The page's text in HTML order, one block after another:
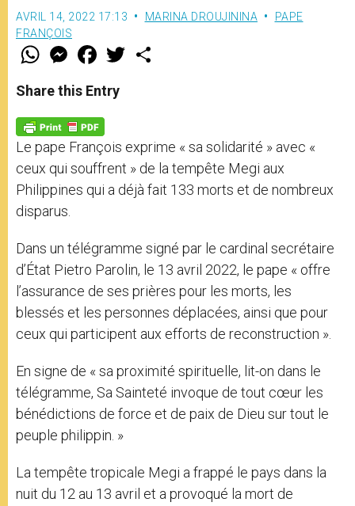
AVRIL 14, 2022 17:13 MARINA DROUJININA
PAPE
FRANÇOIS
W
t
s
p
p
M
e
s
e
g
e
r
F
a
e
b
o
k
w
Share this Entry
Le pape François exprime « sa solidarité » avec «
ceux qui souffrent » de la tempête Megi aux
Philippines qui a déjà fait 133 morts et de nombreux
disparus.
Dans un télégramme signé par le cardinal secrétaire
d’État Pietro Parolin, le 13 avril 2022, le pape « offre
l’assurance de ses prières pour les morts, les
blessés et les personnes déplacées, ainsi que pour
ceux qui participent aux efforts de reconstruction ».
En signe de « sa proximité spirituelle, lit-on dans le
télégramme, Sa Sainteté invoque de tout cœur les
bénédictions de force et de paix de Dieu sur tout le
peuple philippin. »
La tempête tropicale Megi a frappé le pays dans la
nuit du 12 au 13 avril et a provoqué la mort de